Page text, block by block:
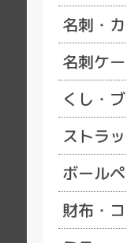
名刺・
名刺ケ
くし・
ストラ
ボール
財布・